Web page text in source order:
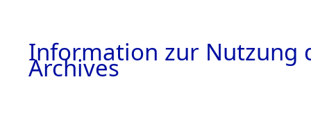
Information zur Nutzung
Archives